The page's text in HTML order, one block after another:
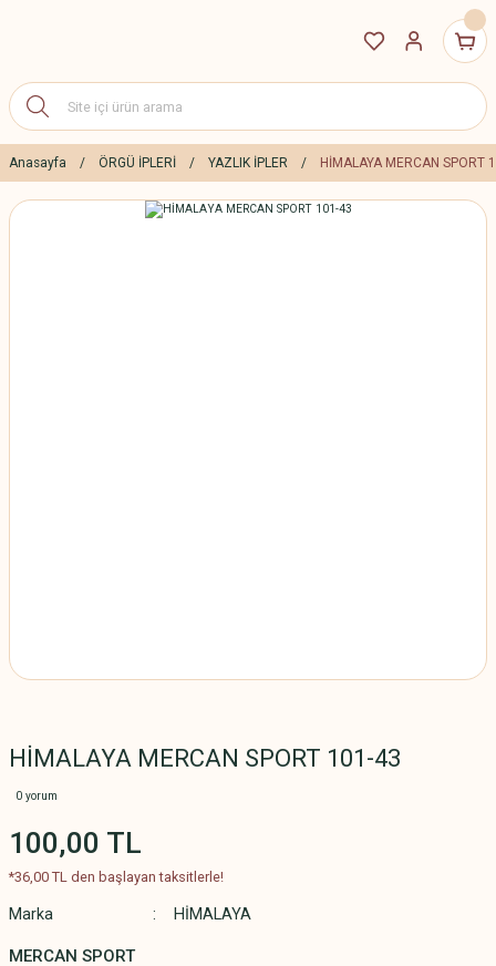
Anasayfa ÖRGÜ İPLERİ YAZLIK İPLER HİMALAYA MERCAN SPORT
HİMALAYA MERCAN SPORT 101-43
0 yorum
100,00 TL
*36,00 TL den başlayan taksitlerle!
Marka HİMALAYA
MERCAN SPORT